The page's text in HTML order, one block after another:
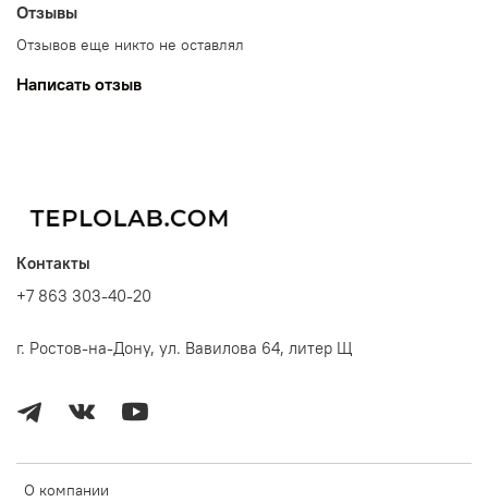
Отзывы
Отзывов еще никто не оставлял
Написать отзыв
О компании
Контакты
+7 863 303-40-20
г. Ростов-на-Дону, ул. Вавилова 64, литер Щ